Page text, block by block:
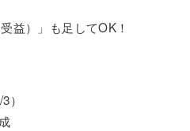
益）」も足してOK！
）